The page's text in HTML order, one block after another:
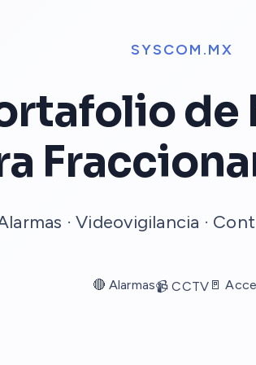
SYSCOM.MX
de
· Videovigilancia ·
🔴 Alarmas📹 CCTV 🚪